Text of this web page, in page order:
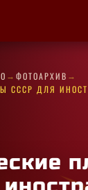
→ ФОТОАРХИВ →
СССР ДЛЯ